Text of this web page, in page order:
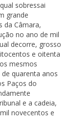
sobressai
grande
da Câmara,
no ano de mil
decorre, grosso
e oitenta
mesmos
quarenta anos
Paços do
e a cadeia,
novecentos e